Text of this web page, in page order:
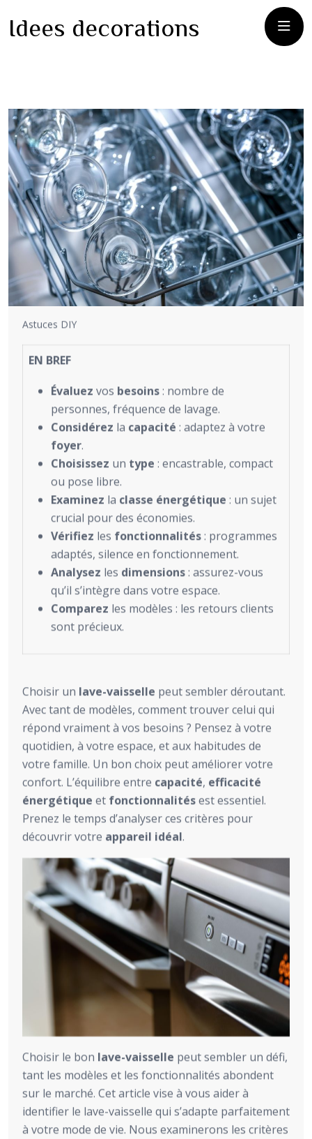
Idees decorations
Astuces DIY
EN BREF
Évaluez vos besoins: nombre de
personnes, fréquence de lavage.
Considérez la capacité : adaptez à votre
foyer.
Choisissez un type : encastrable, compact
ou pose libre.
Examinez la classe énergétique : un sujet
crucial pour des économies.
Vérifiez les fonctionnalités: programmes
adaptés, silence en fonctionnement.
Analysez les dimensions: assurez-vous
qu’il s’intègre dans votre espace.
Comparez les modèles : les retours clients
sont précieux.
Choisir un lave-vaisselle peut sembler déroutant.
Avec tant de modèles, comment trouver celui qui
répond vraiment à vos besoins ? Pensez à votre
quotidien, à votre espace, et aux habitudes de
votre famille. Un bon choix peut améliorer votre
confort. L’équilibre entre capacité, efficacité
énergétique et fonctionnalitésest essentiel.
Prenez le temps d’analyser ces critères pour
découvrir votre appareil idéal.
Choisir le bon lave-vaisselle peut sembler un défi,
tant les modèles et les fonctionnalités abondent
sur le marché. Cet article vise à vous aider à
identifier le lave-vaisselle qui s’adapte parfaitement
à votre mode de vie. Nous examinerons les critères